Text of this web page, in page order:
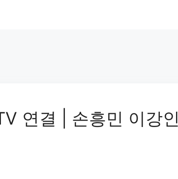
연결 | 손흥민 이강인